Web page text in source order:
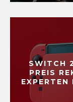
SWITCH
PREIS
EXPERTEN